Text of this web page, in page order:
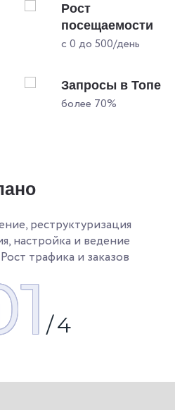
Рост
посещаемости
с 0 до 500/день
Запросы в Топе
более 70%
реструктуризация
настройка и ведение
трафика и заказов
/4